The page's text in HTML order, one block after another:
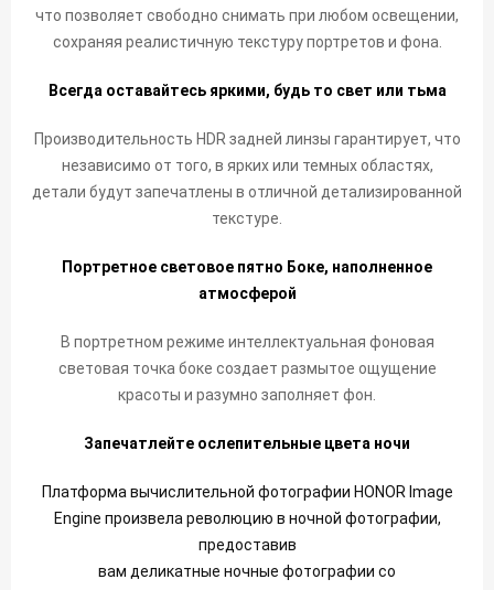
что позволяет свободно снимать при любом освещении,
сохраняя реалистичную текстуру портретов и фона.
Всегда оставайтесь яркими, будь то свет или тьма
Производительность HDR задней линзы гарантирует, что
независимо от того, в ярких или темных областях,
детали будут запечатлены в отличной детализированной
текстуре.
Портретное световое пятно Боке, наполненное
атмосферой
В портретном режиме интеллектуальная фоновая
световая точка боке создает размытое ощущение
красоты и разумно заполняет фон.
Запечатлейте ослепительные цвета ночи
Платформа вычислительной фотографии HONOR Image
Engine произвела революцию в ночной фотографии,
предоставив
вам деликатные ночные фотографии со